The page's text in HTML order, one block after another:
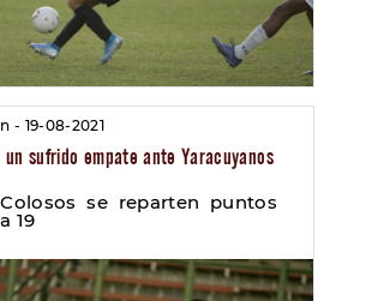
- 19-08-2021
sufrido empate ante Yaracuyanos
se reparten puntos
19